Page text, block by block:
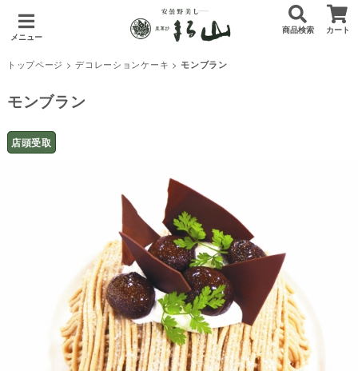
メニュー
商品検索 カート
トップページ >デコレーションケーキ > モンブラン
モンブラン
店頭受取